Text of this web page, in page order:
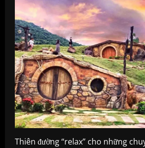
Thiên đường “relax” cho những